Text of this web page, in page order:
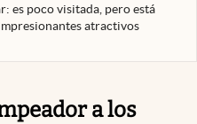
es poco visitada, pero está
atractivos
a los